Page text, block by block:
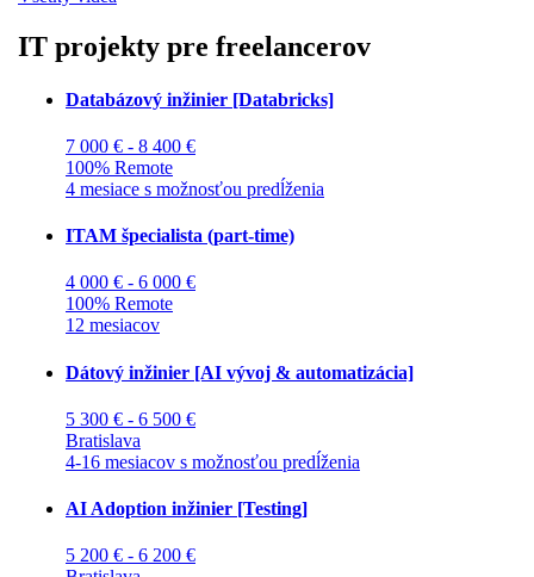
IT projekty pre freelancerov
Databázový inžinier [Databricks]
7 000 € - 8 400 €
100% Remote
4 mesiace s možnosťou predĺženia
ITAM špecialista (part-time)
4 000 € - 6 000 €
100% Remote
12 mesiacov
Dátový inžinier [AI vývoj & automatizácia]
5 300 € - 6 500 €
Bratislava
4-16 mesiacov s možnosťou predĺženia
AI Adoption inžinier [Testing]
5 200 € - 6 200 €